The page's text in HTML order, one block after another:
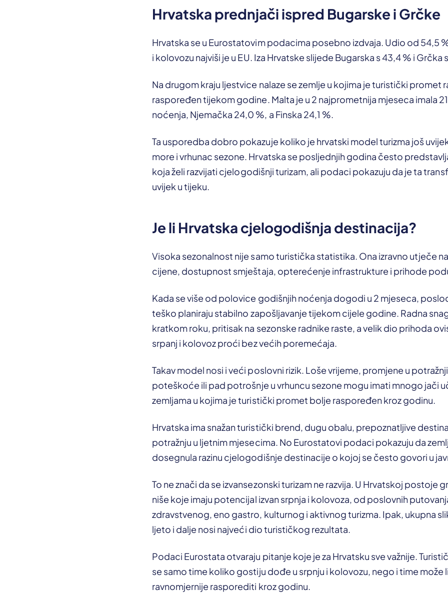
Hrvatska prednjači ispred Bugarske i Grčke
Hrvatska se u Eurostatovim podacima posebno izdvaja. Udio od 54,5
i kolovozu najviši je u EU. Iza Hrvatske slijede Bugarska s 43,4 % i Grčka
Na drugom kraju ljestvice nalaze se zemlje u kojima je turistički promet
raspoređen tijekom godine. Malta je u 2 najprometnija mjeseca imala
noćenja, Njemačka 24,0 %, a Finska 24,1 %.
Ta usporedba dobro pokazuje koliko je hrvatski model turizma još
more i vrhunac sezone. Hrvatska se posljednjih godina često
koja želi razvijati cjelogodišnji turizam, ali podaci pokazuju da je ta
uvijek u tijeku.
Je li Hrvatska cjelogodišnja destinacija?
Visoka sezonalnost nije samo turistička statistika. Ona izravno utječe
cijene, dostupnost smještaja, opterećenje infrastrukture i prihode
Kada se više od polovice godišnjih noćenja dogodi u 2 mjeseca,
teško planiraju stabilno zapošljavanje tijekom cijele godine. Radna
kratkom roku, pritisak na sezonske radnike raste, a velik dio prihoda
srpanj i kolovoz proći bez većih poremećaja.
Takav model nosi i veći poslovni rizik. Loše vrijeme, promjene u
poteškoće ili pad potrošnje u vrhuncu sezone mogu imati mnogo jači
zemljama u kojima je turistički promet bolje raspoređen kroz godinu.
Hrvatska ima snažan turistički brend, dugu obalu, prepoznatljive
potražnju u ljetnim mjesecima. No Eurostatovi podaci pokazuju da
dosegnula razinu cjelogodišnje destinacije o kojoj se često govori u
To ne znači da se izvansezonski turizam ne razvija. U Hrvatskoj postoje
niše koje imaju potencijal izvan srpnja i kolovoza, od poslovnih
zdravstvenog, eno gastro, kulturnog i aktivnog turizma. Ipak, ukupna
ljeto i dalje nosi najveći dio turističkog rezultata.
Podaci Eurostata otvaraju pitanje koje je za Hrvatsku sve važnije.
se samo time koliko gostiju dođe u srpnju i kolovozu, nego i time može
ravnomjernije rasporediti kroz godinu.